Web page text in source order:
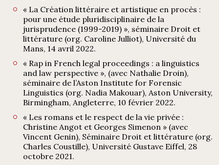
« La Création littéraire et artistique en procès :
pour une étude pluridisciplinaire de la
jurisprudence (1999-2019) », séminaire Droit et
littérature (org. Caroline Julliot), Université du
Mans, 14 avril 2022.
« Rap in French legal proceedings : a linguistics
and law perspective », (avec Nathalie Droin),
séminaire de l’Aston Institute for Forensic
Linguistics (org. Nadia Makouar), Aston University,
Birmingham, Angleterre, 10 février 2022.
« Les romans et le respect de la vie privée :
Christine Angot et Georges Simenon » (avec
Vincent Genin), Séminaire Droit et littérature (org.
Charles Coustille), Université Gustave Eiffel, 28
octobre 2021.